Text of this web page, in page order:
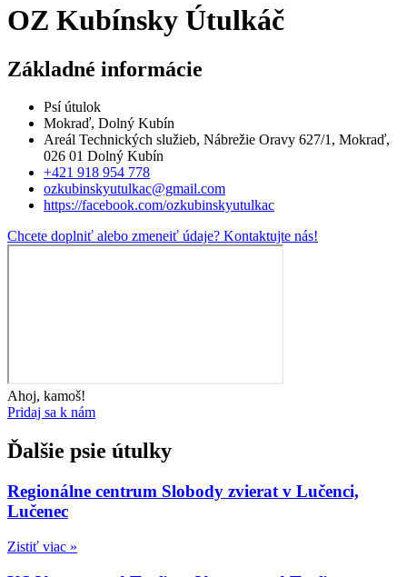
OZ Kubínsky Útulkáč
Základné informácie
Psí útulok
Mokraď, Dolný Kubín
Areál Technických služieb, Nábrežie Oravy 627/1, Mokraď,
026 01 Dolný Kubín
+421 918 954 778
ozkubinskyutulkac@gmail.com
https://facebook.com/ozkubinskyutulkac
Chcete doplniť alebo zmeneiť údaje? Kontaktujte nás!
Ahoj, kamoš!
Pridaj sa k nám
Ďalšie psie útulky
Regionálne centrum Slobody zvierat v Lučenci,
Lučenec
Zistiť viac »